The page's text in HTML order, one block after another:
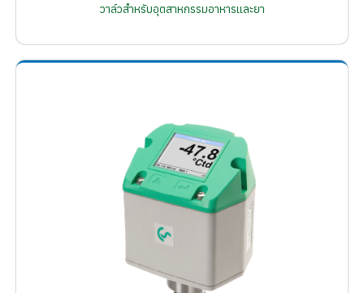
วาล์วสำหรับอุตสาหกรรมอาหารและยา